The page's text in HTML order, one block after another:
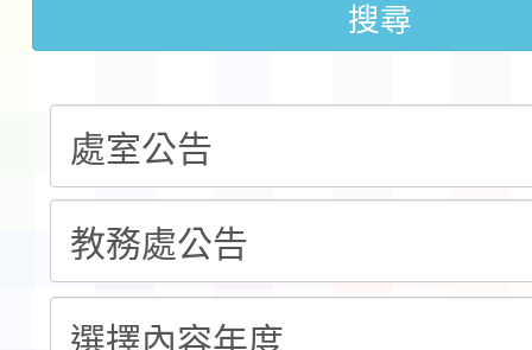
第3次招考代課鐘點教
告(不再辦理後續甄選)
檢送「桃園市115學年
賽實施要點」1份
本市「115學年度學生
程安排一案
「桃園市補助參觀特色
展演活動實施計畫」
請一案
搜尋